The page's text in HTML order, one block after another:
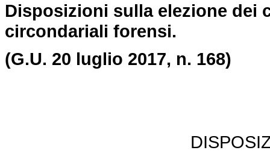
Disposizioni sulla elezione
circondariali forensi.
(G.U. 20 luglio 2017, n. 168)